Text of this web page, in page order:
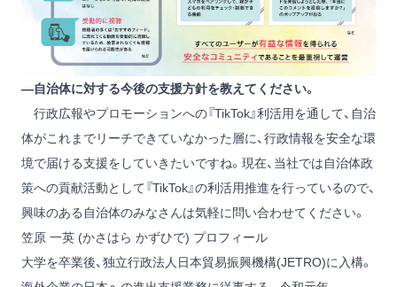
―自治体に対する今後の支援方針を教えてください。
行政広報やプロモーションへの『TikTok』利活用を通して、自治
体がこれまでリーチできていなかった層に、行政情報を安全な環
境で届ける支援をしていきたいですね。現在、当社では自治体政
策への貢献活動として『TikTok』の利活用推進を行っているので、
興味のある自治体のみなさんは気軽に問い合わせてください。
笠原 一英 (かさはら かずひで) プロフィール
大学を卒業後、独立行政法人日本貿易振興機構(JETRO)に入構。